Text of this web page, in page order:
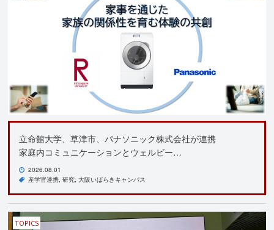
立命館大学、草津市、パナソニック株式会社が連携
家庭内コミュニケーションとウェルビー…
2026.08.01
産学官連携 研究 大阪いばらきキャンパス
TOPICS